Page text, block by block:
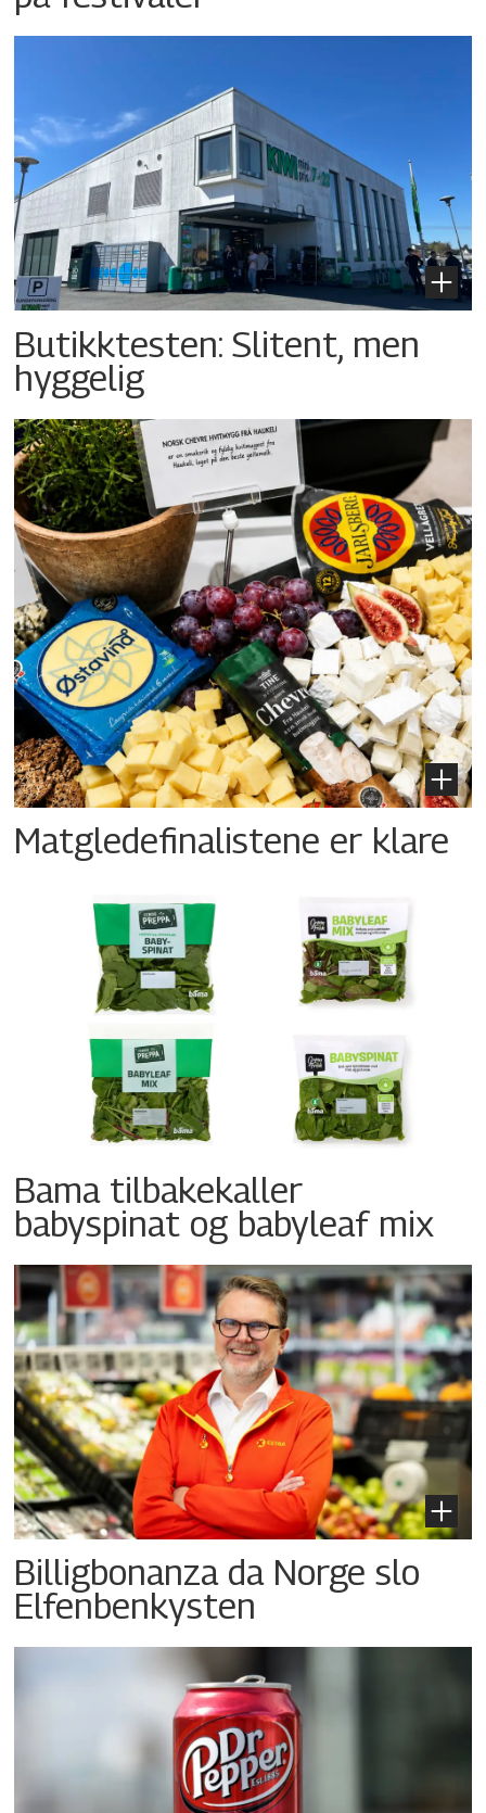
Butikktesten: Slitent, men
hyggelig
Matgledefinalistene er klare
Bama tilbakekaller
babyspinat og babyleaf mix
Billigbonanza da Norge slo
Elfenbenkysten